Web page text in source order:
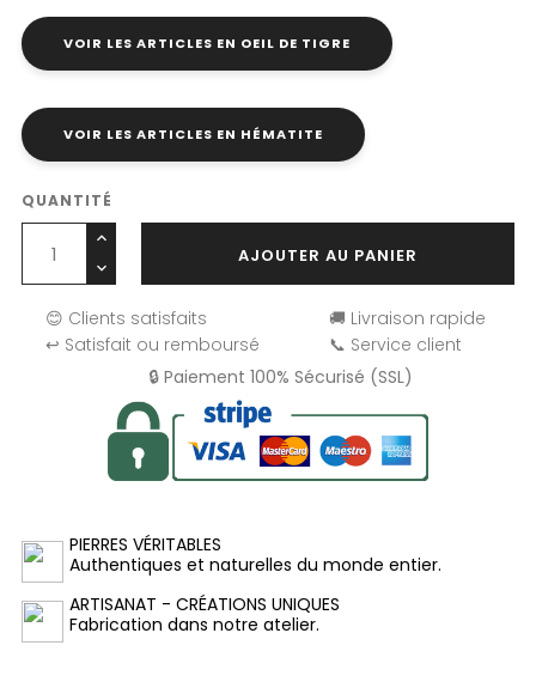
VOIR LES ARTICLES EN OEIL DE TIGRE
VOIR LES ARTICLES EN HÉMATITE
QUANTITÉ
AJOUTER AU PANIER
😊 Clients satisfaits
🚚 Livraison rapide
↩️ Satisfait ou remboursé
📞 Service client
🔒 Paiement 100% Sécurisé (SSL)
PIERRES VÉRITABLES
Authentiques et naturelles du monde entier.
ARTISANAT - CRÉATIONS UNIQUES
Fabrication dans notre atelier.